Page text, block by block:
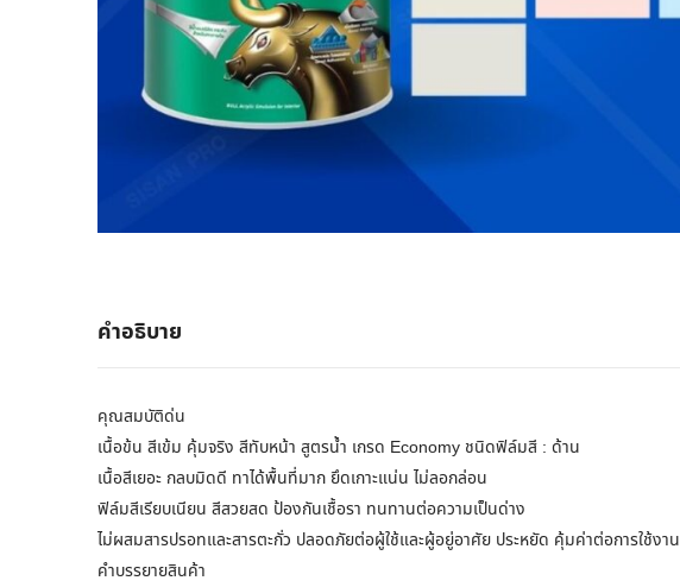
คำอธิบาย
คุณสมบัติด่น
เนื้อข้น สีเข้ม คุ้มจริง สีทับหน้า สูตรน้ำ เกรด Economy ชนิดฟิล์มสี : ด้าน
เนื้อสีเยอะ กลบมิดดี ทาได้พื้นที่มาก ยึดเกาะแน่น ไม่ลอกล่อน
ฟิล์มสีเรียบเนียน สีสวยสด ป้องกันเชื้อรา ทนทานต่อความเป็นด่าง
ไม่ผสมสารปรอทและสารตะกั่ว ปลอดภัยต่อผู้ใช้และผู้อยู่อาศัย ประหยัด คุ้มค่าต่อการใช้งาน
คำบรรยายสินค้า